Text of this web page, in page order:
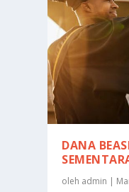
DANA
oleh admin |